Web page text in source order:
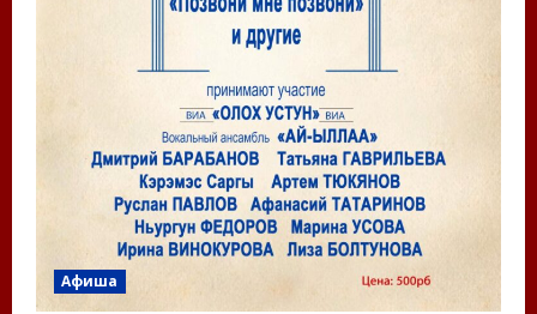
Афиша